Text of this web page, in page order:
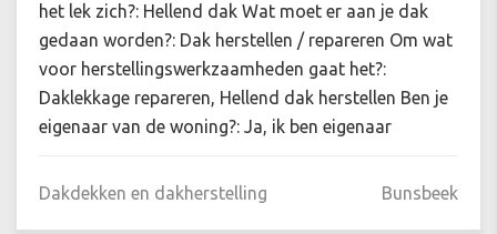
het lek zich?: Hellend dak Wat moet er aan je dak
gedaan worden?: Dak herstellen / repareren Om wat
voor herstellingswerkzaamheden gaat het?:
Daklekkage repareren, Hellend dak herstellen Ben je
eigenaar van de woning?: Ja, ik ben eigenaar
Dakdekken en dakherstelling Bunsbeek